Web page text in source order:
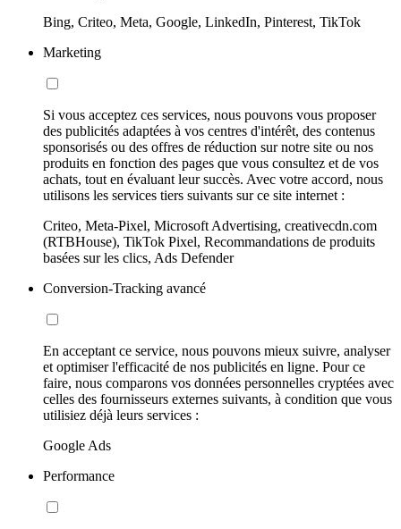
Bing, Criteo, Meta, Google, LinkedIn, Pinterest, TikTok
Marketing
Si vous acceptez ces services, nous pouvons vous proposer
des publicités adaptées à vos centres d'intérêt, des contenus
sponsorisés ou des offres de réduction sur notre site ou nos
produits en fonction des pages que vous consultez et de vos
achats, tout en évaluant leur succès. Avec votre accord, nous
utilisons les services tiers suivants sur ce site internet :
Criteo, Meta-Pixel, Microsoft Advertising, creativecdn.com
(RTBHouse), TikTok Pixel, Recommandations de produits
basées sur les clics, Ads Defender
Conversion-Tracking avancé
En acceptant ce service, nous pouvons mieux suivre, analyser
et optimiser l'efficacité de nos publicités en ligne. Pour ce
faire, nous comparons vos données personnelles cryptées avec
celles des fournisseurs externes suivants, à condition que vous
utilisiez déjà leurs services :
Google Ads
Performance